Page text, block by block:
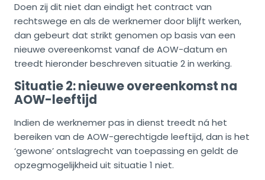
Doen zij dit niet dan eindigt het contract van
rechtswege en als de werknemer door blijft werken,
dan gebeurt dat strikt genomen op basis van een
nieuwe overeenkomst vanaf de AOW-datum en
treedt hieronder beschreven situatie 2 in werking.
Situatie 2: nieuwe overeenkomst na
AOW-leeftijd
Indien de werknemer pas in dienst treedt ná het
bereiken van de AOW-gerechtigde leeftijd, dan is het
‘gewone’ ontslagrecht van toepassing en geldt de
opzegmogelijkheid uit situatie 1 niet.